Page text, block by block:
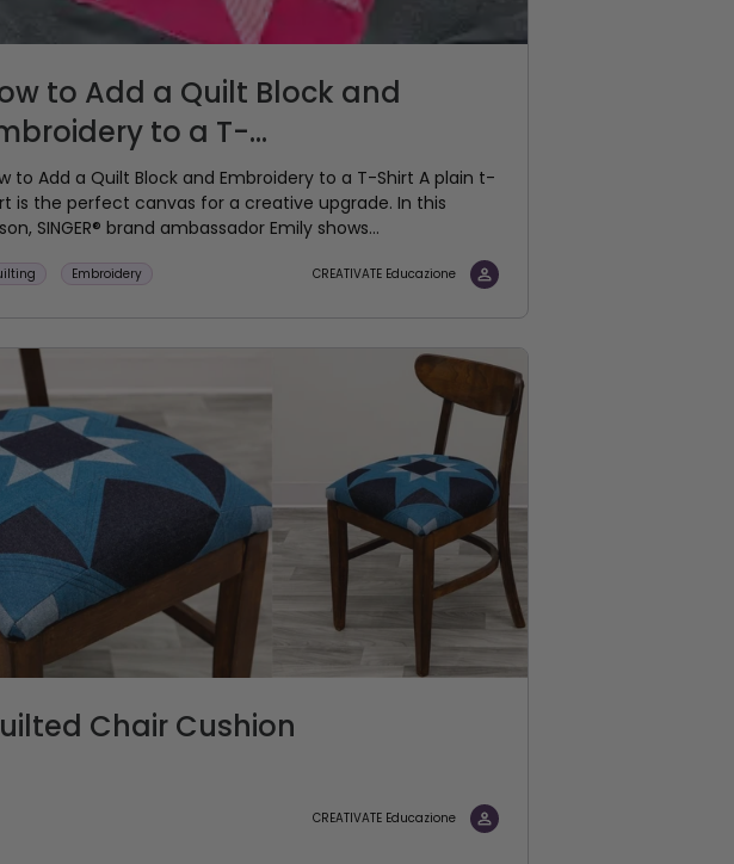
to Add a Quilt Block and
to a T-...
to Add a Quilt Block and Embroidery to a T-Shirt A plain t-
is the perfect canvas for a creative upgrade. In this
SINGER® brand ambassador Emily shows...
Embroidery CREATIVATE Educazione
Chair Cushion
CREATIVATE Educazione